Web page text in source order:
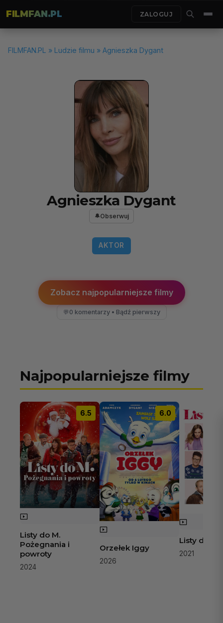
FILMFAN.PL ZALOGUJ
FILMFAN.PL » Ludzie filmu » Agnieszka Dygant
Agnieszka Dygant
🔔Obserwuj
AKTOR
Zobacz najpopularniejsze filmy
💬 0 komentarzy • Bądź pierwszy
Najpopularniejsze filmy
6.5
Listy do M.
Pożegnania i
powroty
2024
6.0
Orzełek Iggy
2026
Listy do M.
2021